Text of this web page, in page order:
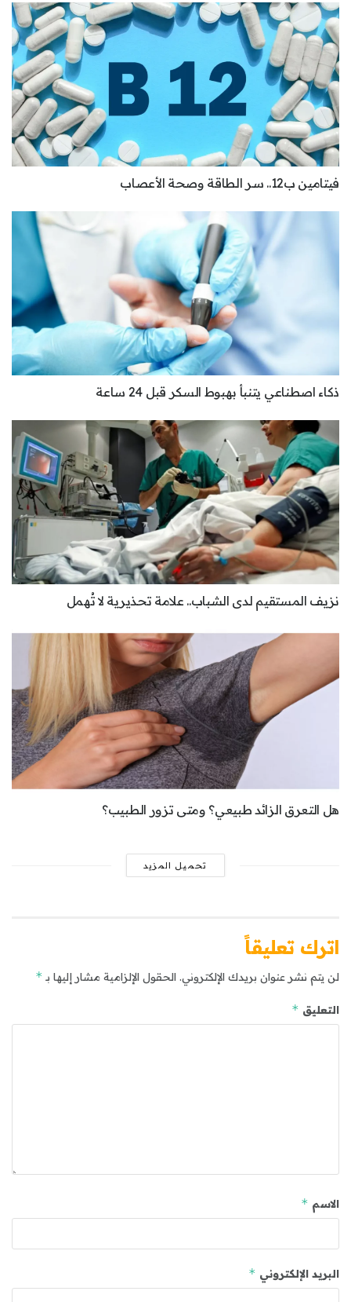
فيتامين ب12.. سر الطاقة وصحة الأعصاب
ذكاء اصطناعي يتنبأ بهبوط السكر قبل 24 ساعة
نزيف المستقيم لدى الشباب.. علامة تحذيرية لا تُهمل
هل التعرق الزائد طبيعي؟ ومتى تزور الطبيب؟
تحميل المزيد
اترك تعليقاً
لن يتم نشر عنوان بريدك الإلكتروني. الحقول الإلزامية مشار إليها بـ *
التعليق *
الاسم *
البريد الإلكتروني *